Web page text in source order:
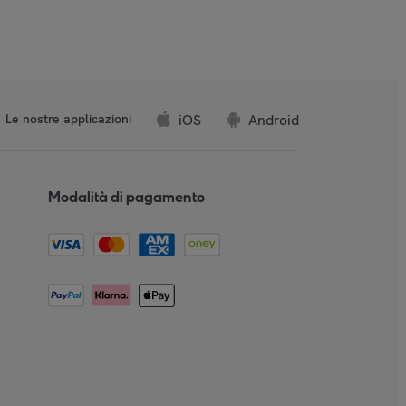
Le nostre applicazioni iOS Android
Modalità di pagamento